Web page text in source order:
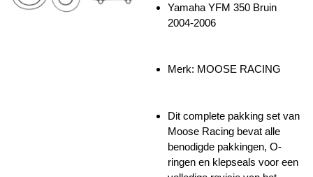
Yamaha YFM 350 Bruin
2004-2006
Merk: MOOSE RACING
Dit complete pakking set van
Moose Racing bevat alle
benodigde pakkingen, O-
ringen en klepseals voor een